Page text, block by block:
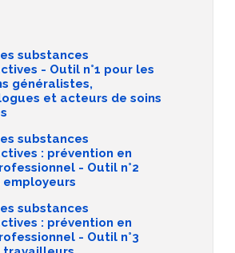
substances
- Outil n°1 pour les
généralistes,
et acteurs de soins
substances
: prévention en
- Outil n°2
employeurs
substances
: prévention en
- Outil n°3